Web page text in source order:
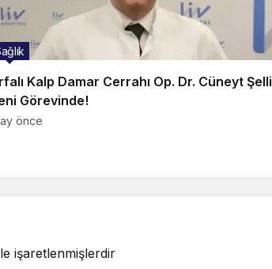
Kalp Damar Cerrahı Op. Dr. Cüneyt Şelli
Görevinde!
önce
işaretlenmişlerdir